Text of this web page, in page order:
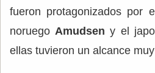
fueron protagonizados por
noruego Amudsen y el
ellas tuvieron un alcance